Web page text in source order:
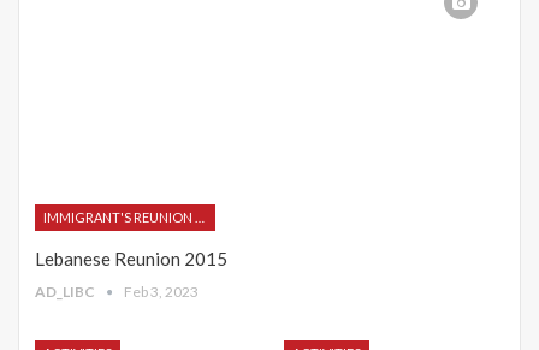
Lebanese Reunion 2015
AD_LIBC Feb 3, 2023